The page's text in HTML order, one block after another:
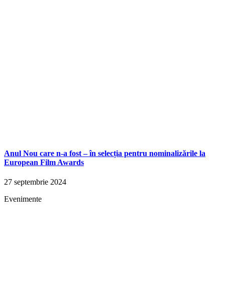
Anul Nou care n-a fost – în selecția pentru nominalizările la
European Film Awards
27 septembrie 2024
Evenimente